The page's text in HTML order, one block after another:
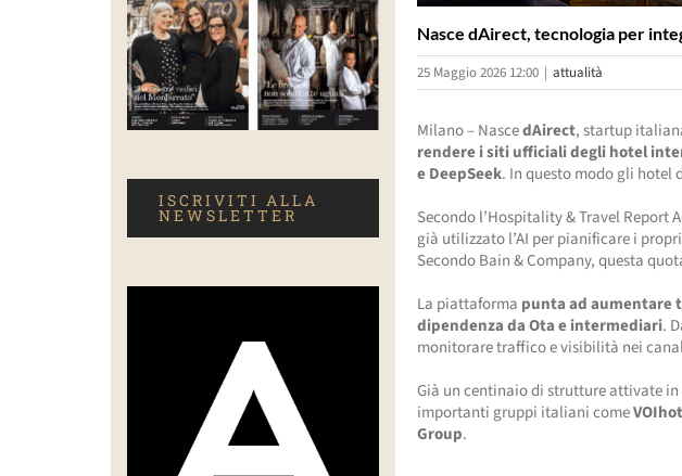
Nasce dAirect, tecnologia per
25 Maggio 2026 12:00 | attualità
Milano – NascedAirect, startup
rendere i siti ufficiali degli hotel
e DeepSeek. In questo modo gli hotel
Secondo l’Hospitality & Travel Report
già utilizzato l’AI per pianificare i
Secondo Bain & Company, questa
La piattaforma punta ad aumentare
dipendenza da Ota e intermediari.
monitorare traffico e visibilità nei
Già un centinaio di strutture attivate
importanti gruppi italiani come
Group.
ISCRIVITI ALLA
NEWSLETTER